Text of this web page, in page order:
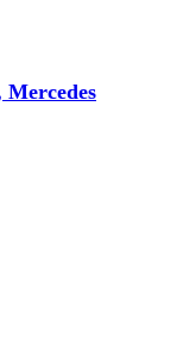
Mercedes